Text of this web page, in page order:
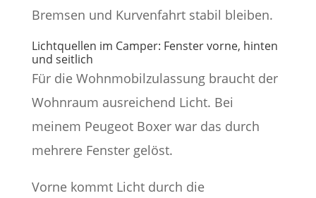
Bremsen und Kurvenfahrt stabil bleiben.
Lichtquellen im Camper: Fenster vorne, hinten
und seitlich
Für die Wohnmobilzulassung braucht der
Wohnraum ausreichend Licht. Bei
meinem Peugeot Boxer war das durch
mehrere Fenster gelöst.
Vorne kommt Licht durch die